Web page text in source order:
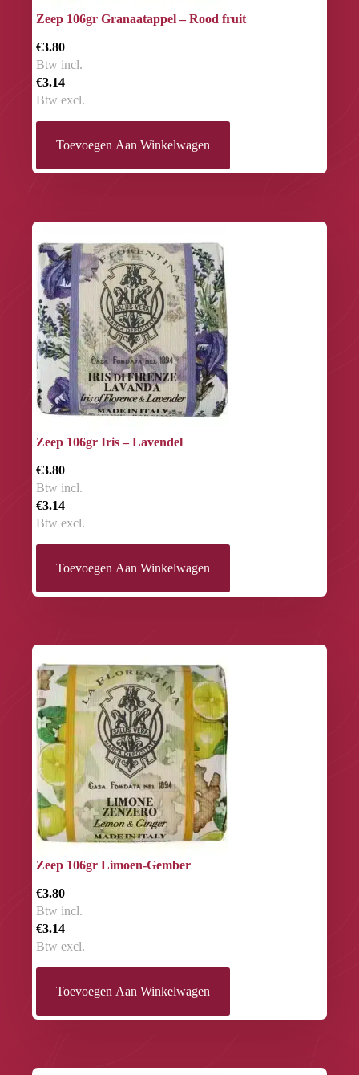
Zeep 106gr Granaatappel – Rood fruit
€3.80
Btw incl.
€3.14
Btw excl.
Toevoegen Aan Winkelwagen
Zeep 106gr Iris – Lavendel
€3.80
Btw incl.
€3.14
Btw excl.
Toevoegen Aan Winkelwagen
Zeep 106gr Limoen-Gember
€3.80
Btw incl.
€3.14
Btw excl.
Toevoegen Aan Winkelwagen